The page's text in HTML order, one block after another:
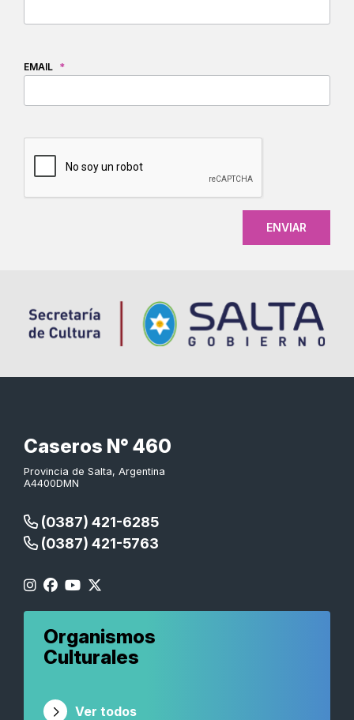
EMAIL *
CAPTCHA
Caseros N° 460
Provincia de Salta, Argentina
A4400DMN
(0387) 421-6285
(0387) 421-5763
Organismos
Culturales
Ver todos